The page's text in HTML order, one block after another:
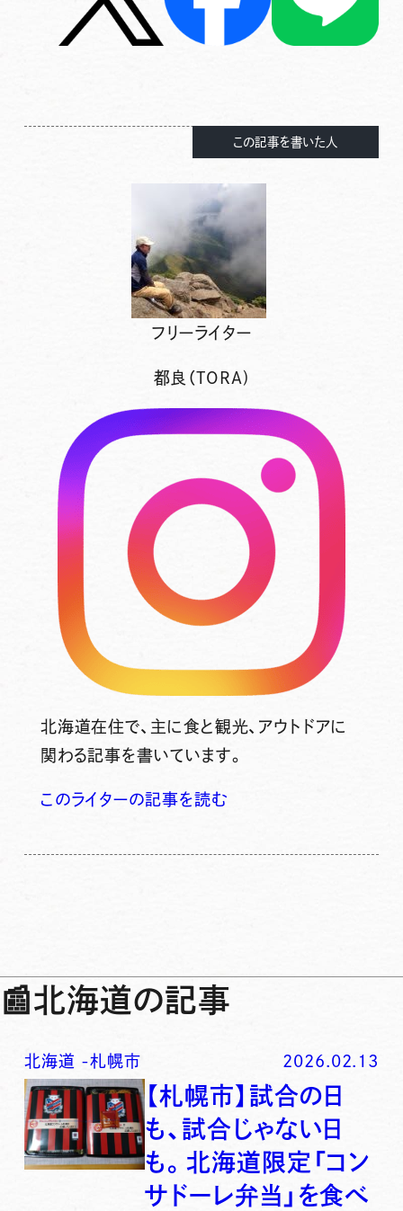
この記事を書いた人
フリーライター
都良（TORA)
北海道在住で、主に食と観光、アウトドアに
関わる記事を書いています。
このライターの記事を読む
📰北海道の記事
北海道 -札幌市 2026.02.13
【札幌市】試合の日
も、試合じゃない日
も。北海道限定「コン
サドーレ弁当」を食べ